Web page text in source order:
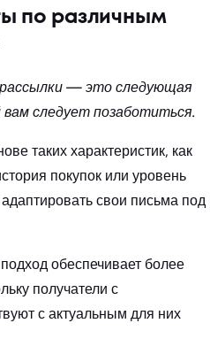
по различным
— это следующая
следует позаботиться.
таких характеристик, как
покупок или уровень
свои письма под
обеспечивает более
получатели с
с актуальным для них